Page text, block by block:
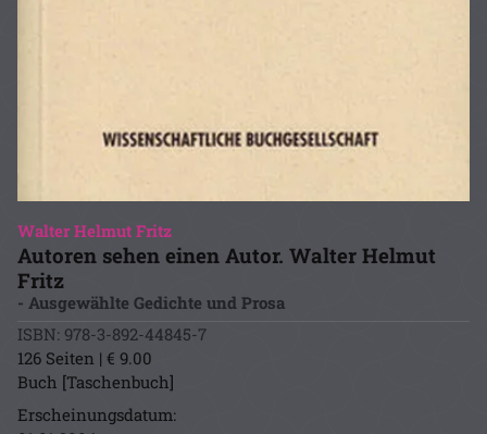
Walter Helmut Fritz
Autoren sehen einen Autor. Walter Helmut
Fritz
- Ausgewählte Gedichte und Prosa
ISBN: 978-3-892-44845-7
126 Seiten | € 9.00
Buch [Taschenbuch]
Erscheinungsdatum: